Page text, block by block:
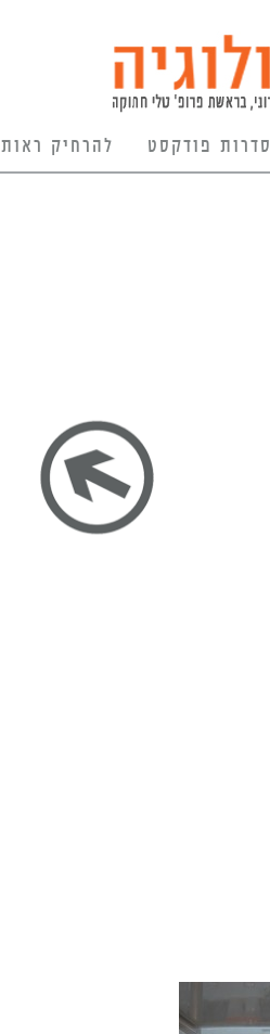
סדרות פודקסט להרחיק ראות